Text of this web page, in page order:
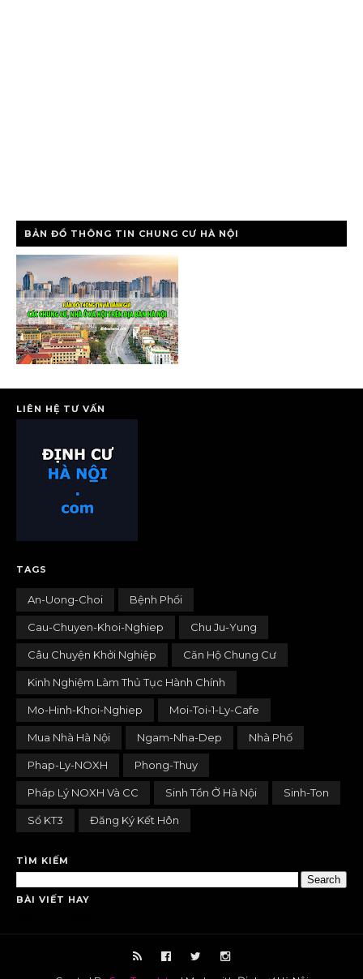
BẢN ĐỒ THÔNG TIN CHUNG CƯ HÀ NỘI
LIÊN HỆ TƯ VẤN
TAGS
An-Uong-Choi Bệnh Phổi
Cau-Chuyen-Khoi-Nghiep Chu Ju-Yung
Câu Chuyện Khởi Nghiệp Căn Hộ Chung Cư
Kinh Nghiệm Làm Thủ Tục Hành Chính
Mo-Hinh-Khoi-Nghiep Moi-Toi-1-Ly-Cafe
Mua Nhà Hà Nội Ngam-Nha-Dep Nhà Phố
Phap-Ly-NOXH Phong-Thuy
Pháp Lý NOXH Và CC Sinh Tồn Ở Hà Nội Sinh-Ton
Sổ KT3 Đăng Ký Kết Hôn
TÌM KIẾM
BÀI VIẾT HAY